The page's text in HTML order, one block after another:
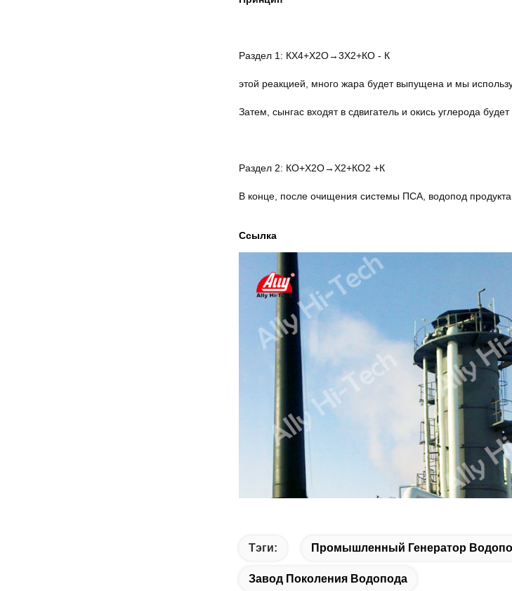
Раздел 1: КХ4+Х2О→3Х2+КО - К
этой реакцией, много жара будет выпущена и мы
Затем, сынгас входят в сдвигатель и окись углерода
Раздел 2: КО+Х2О→Х2+КО2 +К
В конце, после очищения системы ПСА, водопод продукта
Ссылка
Тэги: Промышленный Генератор
Завод Поколения Водопода